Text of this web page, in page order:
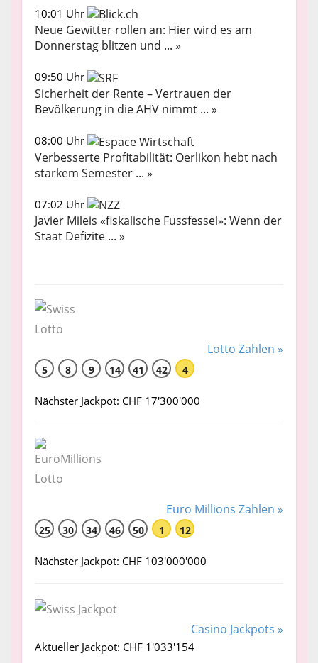
10:01 Uhr
Neue Gewitter rollen an: Hier wird es am
Donnerstag blitzen und ... »
09:50 Uhr
Sicherheit der Rente – Vertrauen der
Bevölkerung in die AHV nimmt ... »
08:00 Uhr
Verbesserte Profitabilität: Oerlikon hebt nach
starkem Semester ... »
07:02 Uhr
Javier Mileis «fiskalische Fussfessel»: Wenn der
Staat Defizite ... »
Lotto Zahlen »
5 8 9 14 41 42 4
Nächster Jackpot: CHF 17'300'000
Euro Millions Zahlen »
25 30 34 46 50 1 12
Nächster Jackpot: CHF 103'000'000
Casino Jackpots »
Aktueller Jackpot: CHF 1'033'154